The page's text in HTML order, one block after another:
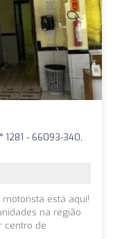
1281 - 66093-340,
está aqui!
na região
centro de